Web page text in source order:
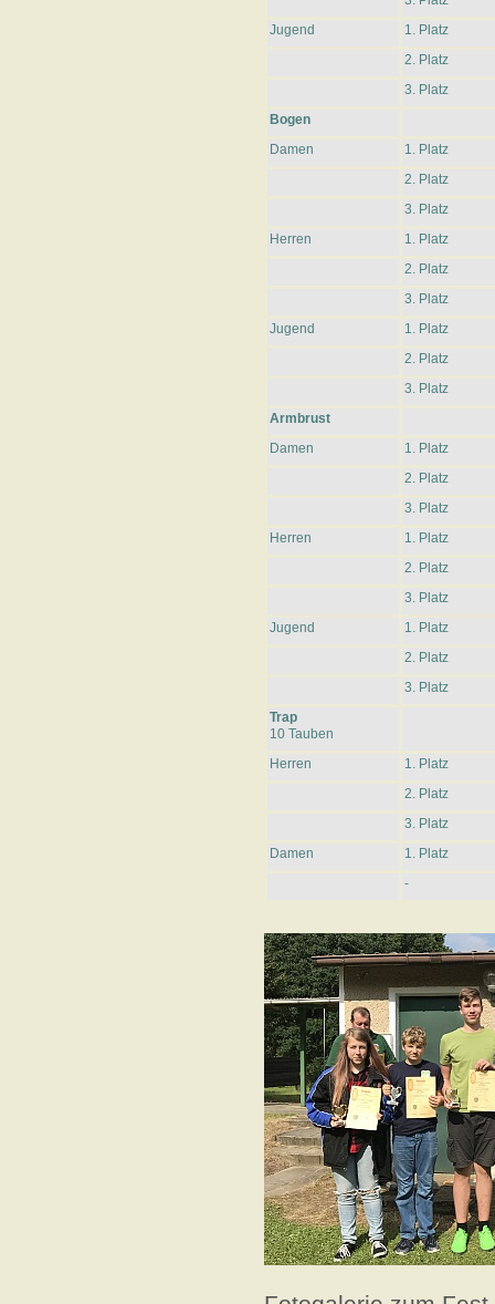
Jugend
1. Platz
2. Platz
3. Platz
Bogen
Damen
1. Platz
2. Platz
3. Platz
Herren
1. Platz
2. Platz
3. Platz
Jugend
1. Platz
2. Platz
3. Platz
Armbrust
Damen
1. Platz
2. Platz
3. Platz
Herren
1. Platz
2. Platz
3. Platz
Jugend
1. Platz
2. Platz
3. Platz
Trap
10 Tauben
Herren
1. Platz
2. Platz
3. Platz
Damen
1. Platz
-